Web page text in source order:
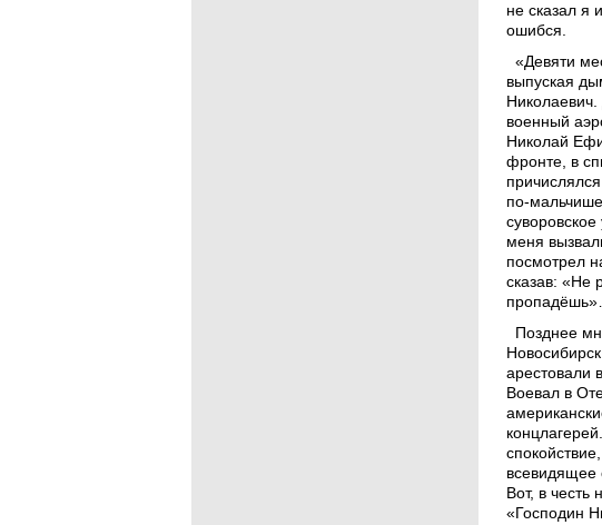
не сказал я
ошибся.
«Девяти
выпуская
военный
Николай
фронте, в
по-
меня
посмотрел
сказав: «Не
Позднее
арестовали
Воевал в
всевидящее
Вот, в честь
«Господин